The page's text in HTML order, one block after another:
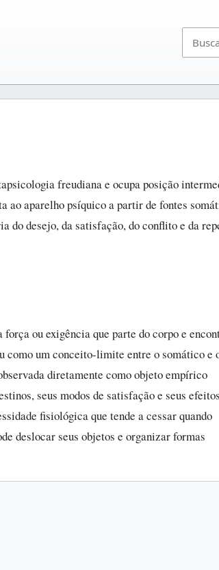
freudiana e ocupa posição
ao aparelho psíquico a partir de fontes
do desejo, da satisfação, do conflito e da
ou exigência que parte do corpo e
como um conceito-limite entre o somático e
diretamente como objeto empírico
seus modos de satisfação e seus
fisiológica que tende a cessar quando
deslocar seus objetos e organizar formas